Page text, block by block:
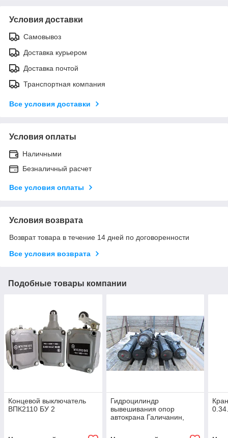
Условия доставки
Самовывоз
Доставка курьером
Доставка почтой
Транспортная компания
Все условия доставки
Условия оплаты
Наличными
Безналичный расчет
Все условия оплаты
Условия возврата
Возврат товара в течение 14 дней по договоренности
Все условия возврата
Подобные товары компании
Концевой выключатель
ВПК2110 БУ 2
Гидроцилиндр
вывешивания опор
автокрана Галичанин,